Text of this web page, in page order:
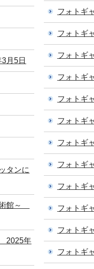
月5日
タンに
術館～
2025年
フォトギ
フォトギ
フォトギ
フォトギ
フォトギ
フォトギ
フォトギ
フォトギ
フォトギ
フォトギ
フォトギ
フォトギ